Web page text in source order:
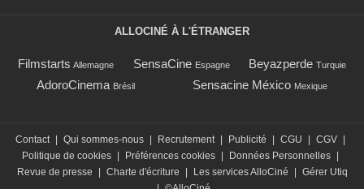
ALLOCINÉ À L'ÉTRANGER
Filmstarts Allemagne SensaCine Espagne Beyazperde Turquie
AdoroCinema Brésil Sensacine México Mexique
Contact Qui sommes-nous Recrutement Publicité CGU CGV
Politique de cookies
Préférences cookies Données Personnelles
Revue de presse
Charte d'écriture Les services AlloCiné
Gérer Utiq